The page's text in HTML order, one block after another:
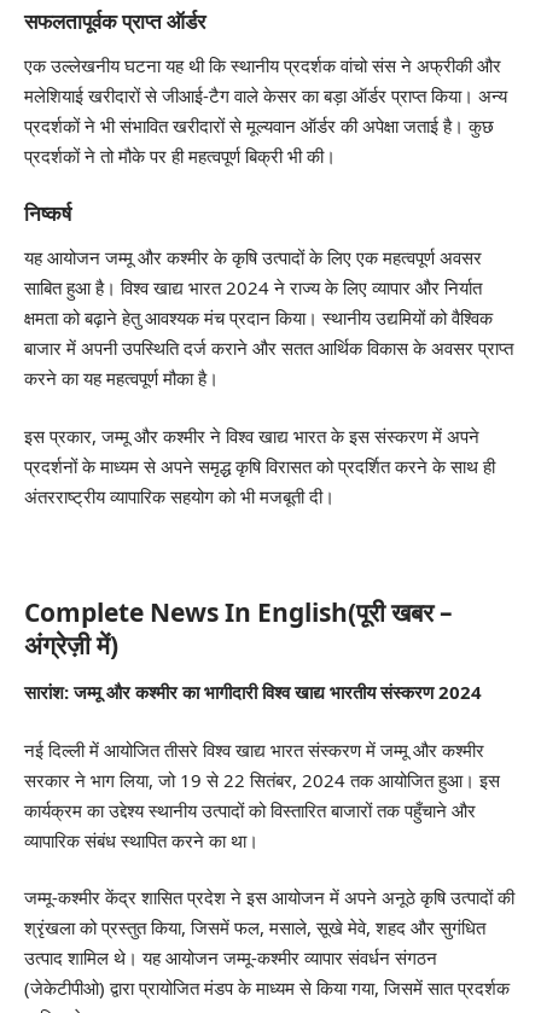
सफलतापूर्वक प्राप्त ऑर्डर
एक उल्लेखनीय घटना यह थी कि स्थानीय प्रदर्शक वांचो संस ने अफ्रीकी और
मलेशियाई खरीदारों से जीआई-टैग वाले केसर का बड़ा ऑर्डर प्राप्त किया। अन्य
प्रदर्शकों ने भी संभावित खरीदारों से मूल्यवान ऑर्डर की अपेक्षा जताई है। कुछ
प्रदर्शकों ने तो मौके पर ही महत्वपूर्ण बिक्री भी की।
निष्कर्ष
यह आयोजन जम्मू और कश्मीर के कृषि उत्पादों के लिए एक महत्वपूर्ण अवसर
साबित हुआ है। विश्व खाद्य भारत 2024 ने राज्य के लिए व्यापार और निर्यात
क्षमता को बढ़ाने हेतु आवश्यक मंच प्रदान किया। स्थानीय उद्यमियों को वैश्विक
बाजार में अपनी उपस्थिति दर्ज कराने और सतत आर्थिक विकास के अवसर प्राप्त
करने का यह महत्वपूर्ण मौका है।
इस प्रकार, जम्मू और कश्मीर ने विश्व खाद्य भारत के इस संस्करण में अपने
प्रदर्शनों के माध्यम से अपने समृद्ध कृषि विरासत को प्रदर्शित करने के साथ ही
अंतरराष्ट्रीय व्यापारिक सहयोग को भी मजबूती दी।
Complete News In English(पूरी खबर –
अंग्रेज़ी में)
सारांश: जम्मू और कश्मीर का भागीदारी विश्व खाद्य भारतीय संस्करण 2024
नई दिल्ली में आयोजित तीसरे विश्व खाद्य भारत संस्करण में जम्मू और कश्मीर
सरकार ने भाग लिया, जो 19 से 22 सितंबर, 2024 तक आयोजित हुआ। इस
कार्यक्रम का उद्देश्य स्थानीय उत्पादों को विस्तारित बाजारों तक पहुँचाने और
व्यापारिक संबंध स्थापित करने का था।
जम्मू-कश्मीर केंद्र शासित प्रदेश ने इस आयोजन में अपने अनूठे कृषि उत्पादों की
श्रृंखला को प्रस्तुत किया, जिसमें फल, मसाले, सूखे मेवे, शहद और सुगंधित
उत्पाद शामिल थे। यह आयोजन जम्मू-कश्मीर व्यापार संवर्धन संगठन
(जेकेटीपीओ) द्वारा प्रायोजित मंडप के माध्यम से किया गया, जिसमें सात प्रदर्शक